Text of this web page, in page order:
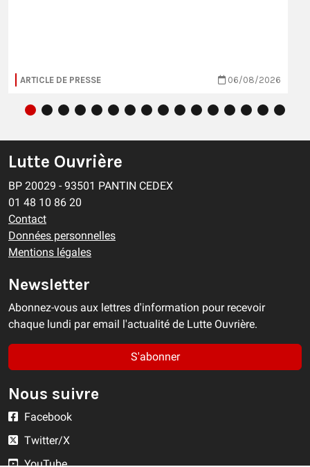
ARTICLE DE PRESSE 06/08/2026
Lutte Ouvrière
BP 20029 - 93501 PANTIN CEDEX
01 48 10 86 20
Contact
Données personnelles
Mentions légales
Newsletter
Abonnez-vous aux lettres d'information pour recevoir
chaque lundi par email l'actualité de Lutte Ouvrière.
S'abonner
Nous suivre
Facebook
Twitter/X
YouTube